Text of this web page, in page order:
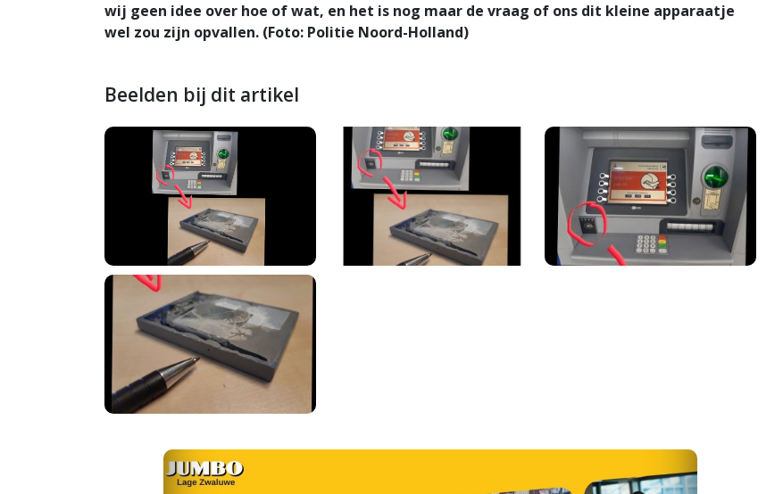
wij geen idee over hoe of wat, en het is nog maar de vraag of ons dit kleine apparaatje
wel zou zijn opvallen. (Foto: Politie Noord-Holland)
Beelden bij dit artikel